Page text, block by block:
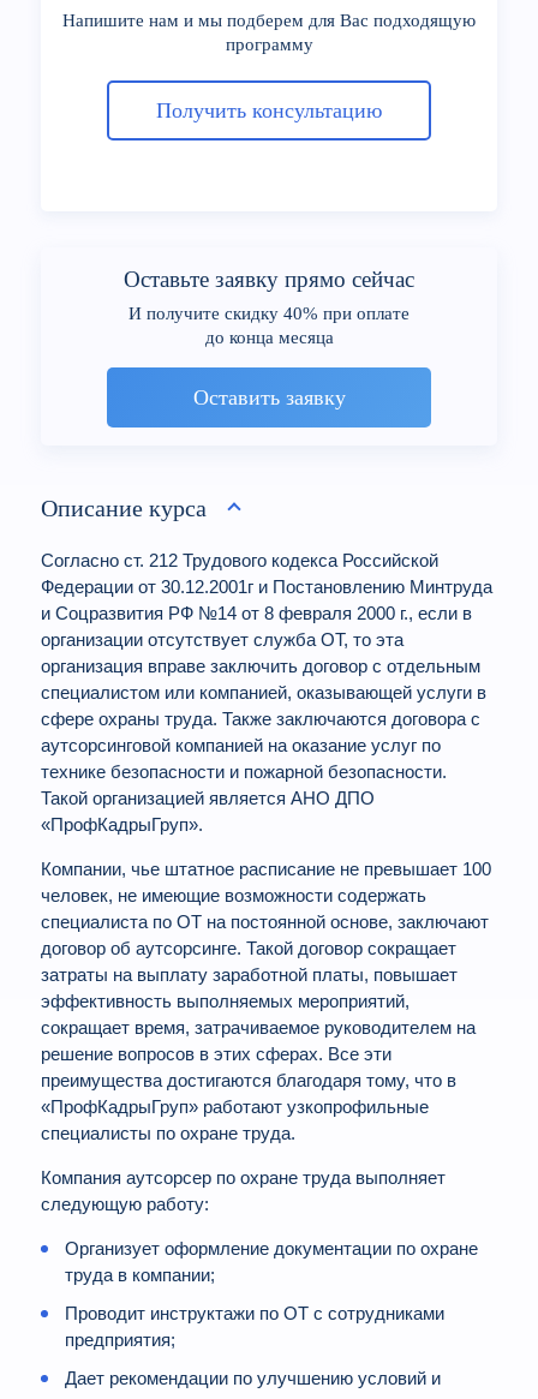
Напишите нам и мы подберем для Вас подходящую
программу
Получить консультацию
Оставьте заявку прямо сейчас
И получите скидку 40% при оплате
до конца месяца
Оставить заявку
Описание курса
Согласно ст. 212 Трудового кодекса Российской
Федерации от 30.12.2001г и Постановлению Минтруда
и Соцразвития РФ №14 от 8 февраля 2000 г., если в
организации отсутствует служба ОТ, то эта
организация вправе заключить договор с отдельным
специалистом или компанией, оказывающей услуги в
сфере охраны труда. Также заключаются договора с
аутсорсинговой компанией на оказание услуг по
технике безопасности и пожарной безопасности.
Такой организацией является АНО ДПО
«ПрофКадрыГруп».
Компании, чье штатное расписание не превышает 100
человек, не имеющие возможности содержать
специалиста по ОТ на постоянной основе, заключают
договор об аутсорсинге. Такой договор сокращает
затраты на выплату заработной платы, повышает
эффективность выполняемых мероприятий,
сокращает время, затрачиваемое руководителем на
решение вопросов в этих сферах. Все эти
преимущества достигаются благодаря тому, что в
«ПрофКадрыГруп» работают узкопрофильные
специалисты по охране труда.
Компания аутсорсер по охране труда выполняет
следующую работу:
Организует оформление документации по охране
труда в компании;
Проводит инструктажи по ОТ с сотрудниками
предприятия;
Дает рекомендации по улучшению условий и